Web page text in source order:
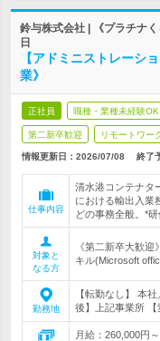
鈴与株式会社 | 《プラチナ
日
【アドミニストレーシ
業》
正社員 職種・業種未経験OK
第二新卒歓迎 リモートワー
情報更新日：2026/07/08 終了
仕事内容
清水港コンテナタ
における輸出入業
どの事務全般。*
対象と
なる方
《第二新卒大歓
キル(Microsoft
勤務地
【転勤なし】 本
後】上記事業所
月給：260,000円